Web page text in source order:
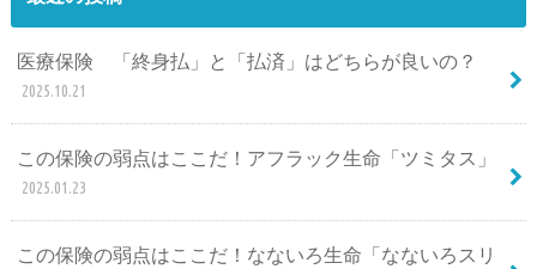
医療保険 「終身払」と「払済」はどちらが良いの？
2025.10.21
この保険の弱点はここだ！アフラック生命「ツミタス」
2025.01.23
この保険の弱点はここだ！なないろ生命「なないろスリ